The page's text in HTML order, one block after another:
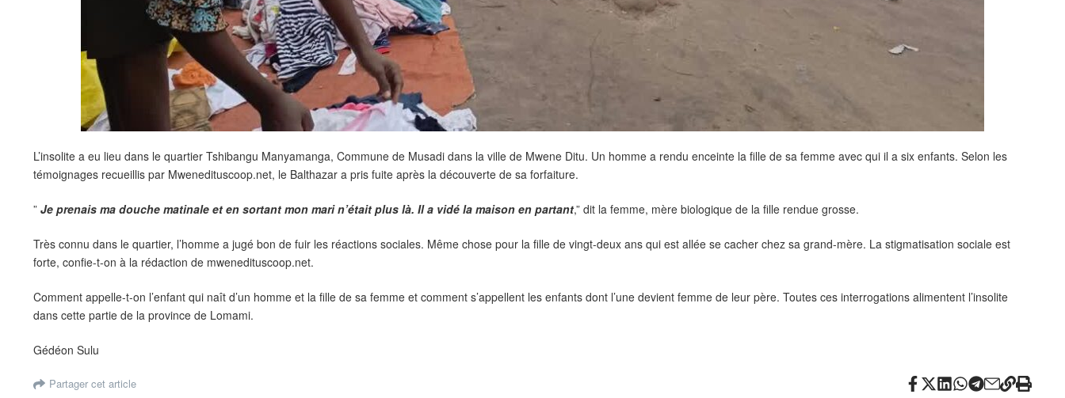
L’insolite a eu lieu dans le quartier Tshibangu Manyamanga, Commune de Musadi dans la ville de Mwene Ditu. Un homme a rendu enceinte la fille de sa femme avec qui il a six enfants. Selon les
témoignages recueillis par Mwenedituscoop.net, le Balthazar a pris fuite après la découverte de sa forfaiture.
” Je prenais ma douche matinale et en sortant mon mari n’était plus là. Il a vidé la maison en partant,” dit la femme, mère biologique de la fille rendue grosse.
Très connu dans le quartier, l’homme a jugé bon de fuir les réactions sociales. Même chose pour la fille de vingt-deux ans qui est allée se cacher chez sa grand-mère. La stigmatisation sociale est
forte, confie-t-on à la rédaction de mwenedituscoop.net.
Comment appelle-t-on l’enfant qui naît d’un homme et la fille de sa femme et comment s’appellent les enfants dont l’une devient femme de leur père. Toutes ces interrogations alimentent l’insolite
dans cette partie de la province de Lomami.
Gédéon Sulu
Partager cet article